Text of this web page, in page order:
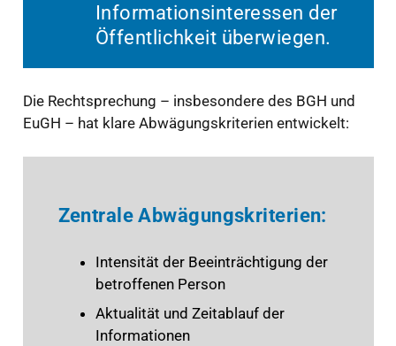
Informationsinteressen der
Öffentlichkeit überwiegen.
Die Rechtsprechung – insbesondere des BGH und
EuGH – hat klare Abwägungskriterien entwickelt:
Zentrale Abwägungskriterien:
Intensität der Beeinträchtigung der
betroffenen Person
Aktualität und Zeitablauf der
Informationen